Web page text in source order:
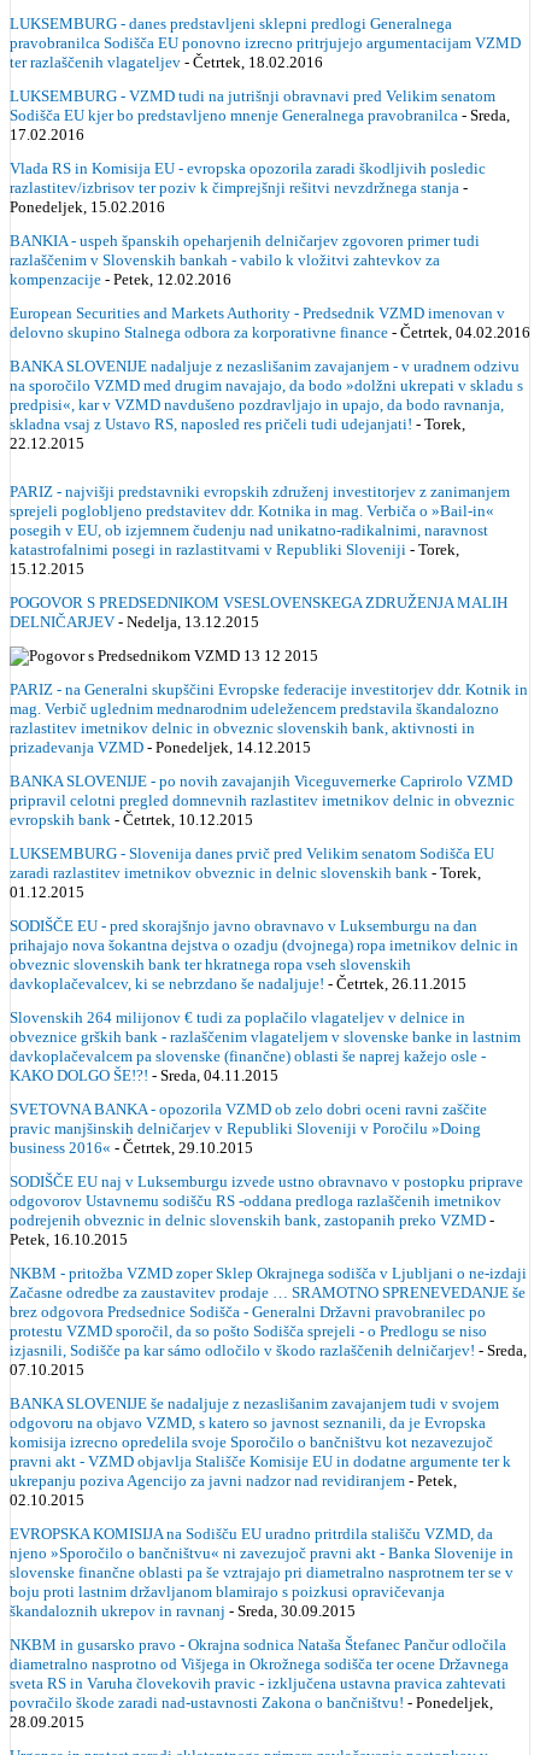
LUKSEMBURG - danes predstavljeni sklepni predlogi Generalnega
pravobranilca Sodišča EU ponovno izrecno pritrjujejo argumentacijam VZMD
ter razlaščenih vlagateljev - Četrtek, 18.02.2016
LUKSEMBURG - VZMD tudi na jutrišnji obravnavi pred Velikim senatom
Sodišča EU kjer bo predstavljeno mnenje Generalnega pravobranilca - Sreda,
17.02.2016
Vlada RS in Komisija EU - evropska opozorila zaradi škodljivih posledic
razlastitev/izbrisov ter poziv k čimprejšnji rešitvi nevzdržnega stanja -
Ponedeljek, 15.02.2016
BANKIA - uspeh španskih opeharjenih delničarjev zgovoren primer tudi
razlaščenim v Slovenskih bankah - vabilo k vložitvi zahtevkov za
kompenzacije - Petek, 12.02.2016
European Securities and Markets Authority - Predsednik VZMD imenovan v
delovno skupino Stalnega odbora za korporativne finance - Četrtek, 04.02.2016
BANKA SLOVENIJE nadaljuje z nezaslišanim zavajanjem - v uradnem odzivu
na sporočilo VZMD med drugim navajajo, da bodo »dolžni ukrepati v skladu s
predpisi«, kar v VZMD navdušeno pozdravljajo in upajo, da bodo ravnanja,
skladna vsaj z Ustavo RS, naposled res pričeli tudi udejanjati! - Torek,
22.12.2015
PARIZ - najvišji predstavniki evropskih združenj investitorjev z zanimanjem
sprejeli poglobljeno predstavitev ddr. Kotnika in mag. Verbiča o »Bail-in«
posegih v EU, ob izjemnem čudenju nad unikatno-radikalnimi, naravnost
katastrofalnimi posegi in razlastitvami v Republiki Sloveniji - Torek,
15.12.2015
POGOVOR S PREDSEDNIKOM VSESLOVENSKEGA ZDRUŽENJA MALIH
DELNIČARJEV - Nedelja, 13.12.2015
PARIZ - na Generalni skupščini Evropske federacije investitorjev ddr. Kotnik in
mag. Verbič uglednim mednarodnim udeležencem predstavila škandalozno
razlastitev imetnikov delnic in obveznic slovenskih bank, aktivnosti in
prizadevanja VZMD - Ponedeljek, 14.12.2015
BANKA SLOVENIJE - po novih zavajanjih Viceguvernerke Caprirolo VZMD
pripravil celotni pregled domnevnih razlastitev imetnikov delnic in obveznic
evropskih bank - Četrtek, 10.12.2015
LUKSEMBURG - Slovenija danes prvič pred Velikim senatom Sodišča EU
zaradi razlastitev imetnikov obveznic in delnic slovenskih bank - Torek,
01.12.2015
SODIŠČE EU - pred skorajšnjo javno obravnavo v Luksemburgu na dan
prihajajo nova šokantna dejstva o ozadju (dvojnega) ropa imetnikov delnic in
obveznic slovenskih bank ter hkratnega ropa vseh slovenskih
davkoplačevalcev, ki se nebrzdano še nadaljuje! - Četrtek, 26.11.2015
Slovenskih 264 milijonov € tudi za poplačilo vlagateljev v delnice in
obveznice grških bank - razlaščenim vlagateljem v slovenske banke in lastnim
davkoplačevalcem pa slovenske (finančne) oblasti še naprej kažejo osle -
KAKO DOLGO ŠE!?! - Sreda, 04.11.2015
SVETOVNA BANKA - opozorila VZMD ob zelo dobri oceni ravni zaščite
pravic manjšinskih delničarjev v Republiki Sloveniji v Poročilu »Doing
business 2016« - Četrtek, 29.10.2015
SODIŠČE EU naj v Luksemburgu izvede ustno obravnavo v postopku priprave
odgovorov Ustavnemu sodišču RS -oddana predloga razlaščenih imetnikov
podrejenih obveznic in delnic slovenskih bank, zastopanih preko VZMD -
Petek, 16.10.2015
NKBM - pritožba VZMD zoper Sklep Okrajnega sodišča v Ljubljani o ne-izdaji
Začasne odredbe za zaustavitev prodaje … SRAMOTNO SPRENEVEDANJE še
brez odgovora Predsednice Sodišča - Generalni Državni pravobranilec po
protestu VZMD sporočil, da so pošto Sodišča sprejeli - o Predlogu se niso
izjasnili, Sodišče pa kar sámo odločilo v škodo razlaščenih delničarjev! - Sreda,
07.10.2015
BANKA SLOVENIJE še nadaljuje z nezaslišanim zavajanjem tudi v svojem
odgovoru na objavo VZMD, s katero so javnost seznanili, da je Evropska
komisija izrecno opredelila svoje Sporočilo o bančništvu kot nezavezujoč
pravni akt - VZMD objavlja Stališče Komisije EU in dodatne argumente ter k
ukrepanju poziva Agencijo za javni nadzor nad revidiranjem - Petek,
02.10.2015
EVROPSKA KOMISIJA na Sodišču EU uradno pritrdila stališču VZMD, da
njeno »Sporočilo o bančništvu« ni zavezujoč pravni akt - Banka Slovenije in
slovenske finančne oblasti pa še vztrajajo pri diametralno nasprotnem ter se v
boju proti lastnim državljanom blamirajo s poizkusi opravičevanja
škandaloznih ukrepov in ravnanj - Sreda, 30.09.2015
NKBM in gusarsko pravo - Okrajna sodnica Nataša Štefanec Pančur odločila
diametralno nasprotno od Višjega in Okrožnega sodišča ter ocene Državnega
sveta RS in Varuha človekovih pravic - izključena ustavna pravica zahtevati
povračilo škode zaradi nad-ustavnosti Zakona o bančništvu! - Ponedeljek,
28.09.2015